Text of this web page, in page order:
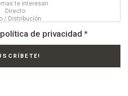
política de privacidad *